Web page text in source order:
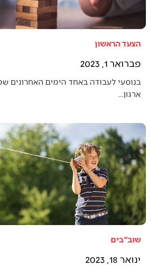
הצעד הראשון
פברואר 1, 2023
בנוסעי לעבודה באחד הימים האחרונים
ארגון…
שוב"בים
ינואר 18, 2023